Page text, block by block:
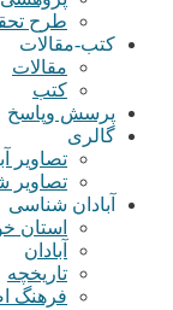
طرح
کتب-مقالات
مقالات
کتب
پرسش وپاسخ
گالری
تصاویر
آبادان شناسی
استان
آبادان
تاریخچه
فرهنگ